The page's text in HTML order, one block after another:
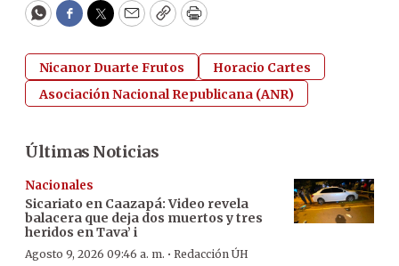
WhatsApp
Facebook
Twitter
EmailCopyPrint
Nicanor Duarte Frutos
Horacio Cartes
Asociación Nacional Republicana (ANR)
Últimas Noticias
Nacionales
Sicariato en Caazapá: Video revela
balacera que deja dos muertos y tres
heridos en Tava’ i
Agosto 9, 2026 09:46 a. m. · Redacción ÚH